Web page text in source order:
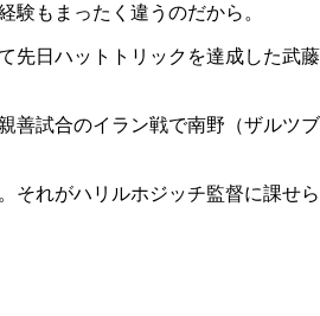
もまったく違うのだから。
先日ハットトリックを達成した武藤
善試合のイラン戦で南野（ザルツブ
それがハリルホジッチ監督に課せら